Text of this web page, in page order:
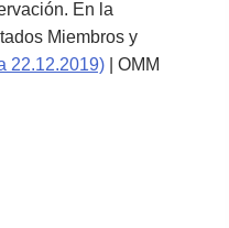
En la
Miembros y
22.12.2019) | OMM